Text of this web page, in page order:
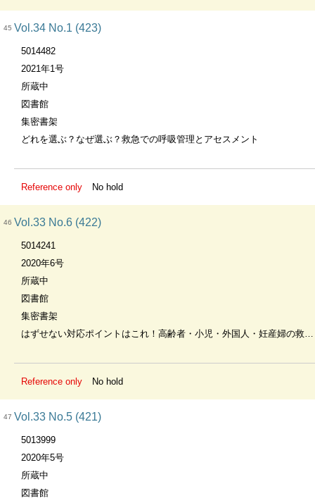
45 Vol.34 No.1 (423)
5014482
2021年1号
所蔵中
図書館
集密書架
どれを選ぶ？なぜ選ぶ？救急での呼吸管理とアセスメント
Reference only No hold
46 Vol.33 No.6 (422)
5014241
2020年6号
所蔵中
図書館
集密書架
はずせない対応ポイントはこれ！高齢者・小児・外国人・妊産婦の救急受信
Reference only No hold
47 Vol.33 No.5 (421)
5013999
2020年5号
所蔵中
図書館